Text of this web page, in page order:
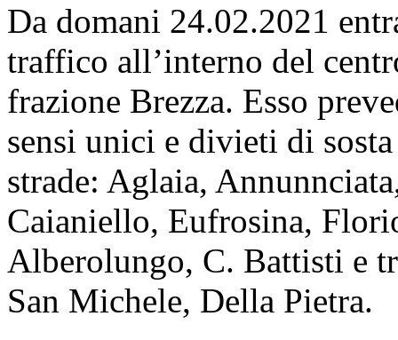
Da domani 24.02.2021
traffico all’interno del
frazione Brezza. Esso
sensi unici e divieti di
strade: Aglaia,
Caianiello, Eufrosina,
Alberolungo, C. Battisti e
San Michele, Della Pietra.